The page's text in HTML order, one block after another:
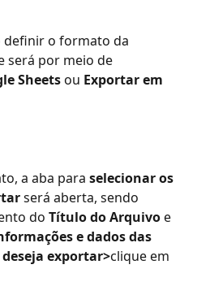
definir o formato da
será por meio de
Sheets ou Exportar em
a aba para selecionar os
será aberta, sendo
do Título do Arquivo e
e dados das
exportar>clique em